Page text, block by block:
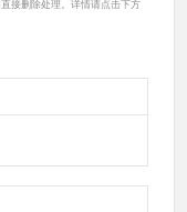
接删除处理。详情请点击下方